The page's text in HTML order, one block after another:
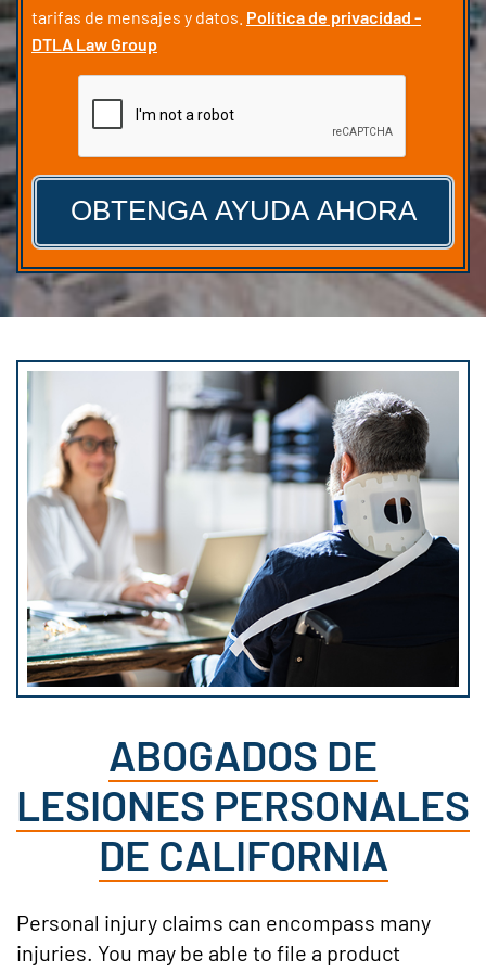
tarifas de mensajes y datos. Política de privacidad -
DTLA Law Group
ABOGADOS DE
LESIONES PERSONALES
DE CALIFORNIA
Personal injury claims can encompass many
injuries. You may be able to file a product